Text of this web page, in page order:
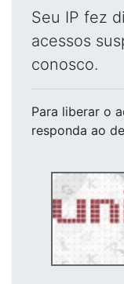
Seu IP fez
acessos
conosco.
Para liberar o
responda ao